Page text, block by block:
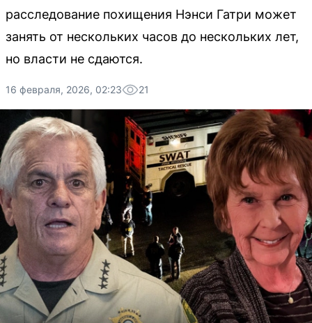
расследование похищения Нэнси Гатри может
занять от нескольких часов до нескольких лет,
но власти не сдаются.
16 февраля, 2026, 02:23 21